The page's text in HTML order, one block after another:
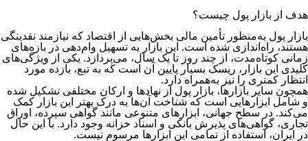
هدف از بازار پول چیست؟
بازار پول به‌منظور تأمین مالی بخش‌هایی از اقتصاد که نیازمند نقدینگی
هستند، راه‌اندازی شده است. این بازار به تسهیل وام‌دهی در بازه‌های
زمانی کوتاه‌مدت، از چند روز تا یک سال، می‌پردازد. یکی از ویژگی‌های
کلیدی این بازار، ریسک بسیار پایین آن است که به تبع، بازده مورد
انتظار کمتری را نیز به‌همراه دارد.
همچون سایر بازارها، بازار پول از نهادها و ارکان مختلفی تشکیل شده
و شامل ابزارهایی است که شناخت آن‌ها به درک بهتر این بازار کمک
می‌کند. در سطح جهانی، ابزارهای متنوعی مانند گواهی سپرده، اوراق
تجاری، گواهی‌های پذیرش بانکی و اسناد خزانه وجود دارد. با این حال
در ایران، استفاده از تمامی این ابزارها مرسوم نیست.